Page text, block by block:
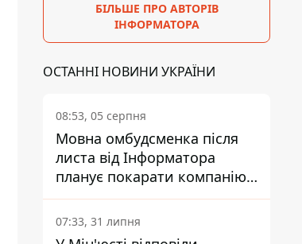
БІЛЬШЕ ПРО АВТОРІВ
ІНФОРМАТОРА
ОСТАННІ НОВИНИ УКРАЇНИ
08:53, 05 серпня
Мовна омбудсменка після
листа від Інформатора
планує покарати компанію-
підрядника ПриватБанку
07:33, 31 липня